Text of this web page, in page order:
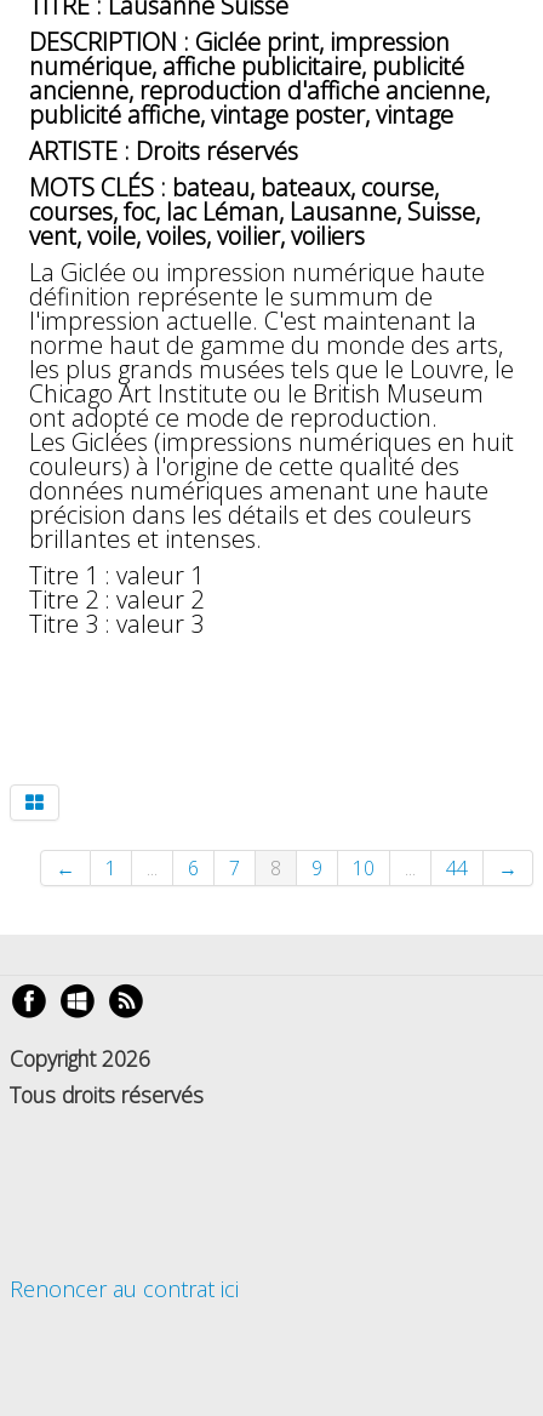
DESCRIPTION : Giclée print, impression
numérique, affiche publicitaire, publicité
ancienne, reproduction d'affiche ancienne,
publicité affiche, vintage poster, vintage
ARTISTE : Droits réservés
MOTS CLÉS : bateau, bateaux, course,
courses, foc, lac Léman, Lausanne, Suisse,
vent, voile, voiles, voilier, voiliers
La Giclée ou impression numérique haute
définition représente le summum de
l'impression actuelle. C'est maintenant la
norme haut de gamme du monde des arts,
les plus grands musées tels que le Louvre, le
Chicago Art Institute ou le British Museum
ont adopté ce mode de reproduction.
Les Giclées (impressions numériques en huit
couleurs) à l'origine de cette qualité des
données numériques amenant une haute
précision dans les détails et des couleurs
brillantes et intenses.
Titre 1 : valeur 1
Titre 2 : valeur 2
Titre 3 : valeur 3
← 1 ... 6 7 8 9 10 ... 44 →
Copyright 2026
Tous droits réservés
Renoncer au contrat ici